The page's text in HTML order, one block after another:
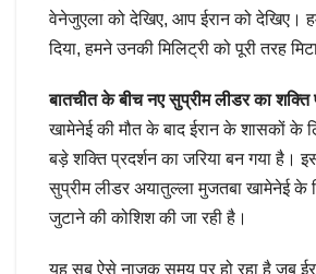
वेनेजुएला को देखिए, आप ईरान को देखिए।
दिया, हमने उनकी मिलिट्री को पूरी तरह
बातचीत के बीच नए सुप्रीम लीडर का शक्ति
खामेनेई की मौत के बाद ईरान के शासकों के
बड़े शक्ति प्रदर्शन का जरिया बन गया है।
सुप्रीम लीडर अयातुल्ला मुजतबा खामेनेई के
जुटाने की कोशिश की जा रही है।
यह सब ऐसे नाजुक समय पर हो रहा है जब